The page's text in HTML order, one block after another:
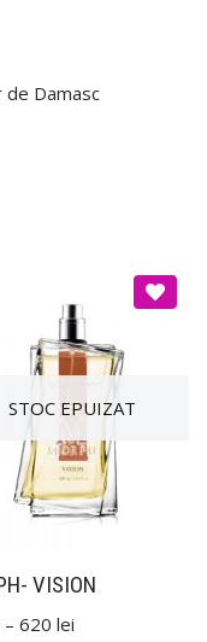
Damasc
VISION
– 620 lei